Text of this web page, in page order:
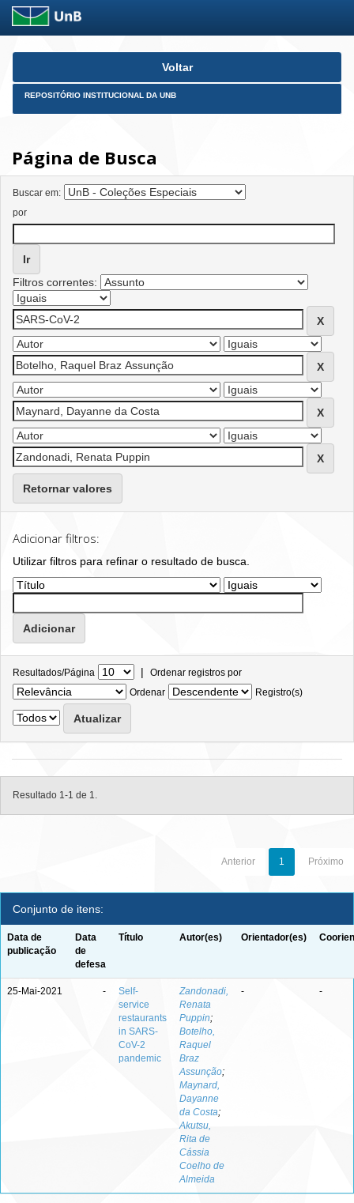
Skip
Voltar
REPOSITÓRIO INSTITUCIONAL DA UNB
Página de Busca
Buscar em:
por
Filtros correntes:
Retornar valores
Adicionar filtros:
Utilizar filtros para refinar o resultado de busca.
Resultados/Página | Ordenar registros por
Ordenar
Registro(s)
Resultado 1-1 de 1.
Anterior 1 Próximo
Conjunto de itens:
Data de
publicação
Data
de
defesa
Título Autor(es) Orientador(es)
25-Mai-2021 -
Self-
service
restaurants
in SARS-
CoV-2
pandemic
Zandonadi,
Renata
Puppin;
Botelho,
Raquel
Braz
Assunção;
Maynard,
Dayanne
da Costa;
Akutsu,
Rita de
Cássia
Coelho de
Almeida
- -